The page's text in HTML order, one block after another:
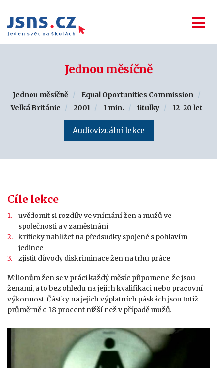
Jednou měsíčně
Jednou měsíčně
Equal Oportunities Commission
Velká Británie
2001 1 min. titulky 12–20 let
Audiovizuální lekce
Cíle lekce
uvědomit si rozdíly ve vnímání žen a mužů ve
společnosti a v zaměstnání
kriticky nahlížet na předsudky spojené s pohlavím
jedince
zjistit důvody diskriminace žen na trhu práce
Milionům žen se v práci každý měsíc připomene, že jsou
ženami, a to bez ohledu na jejich kvalifikaci nebo pracovní
výkonnost. Částky na jejich výplatních páskách jsou totiž
průměrně o 18 procent nižší než v případě mužů.